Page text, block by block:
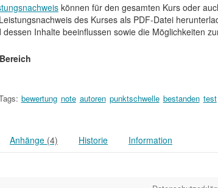
können für den gesamten Kurs oder
des Kurses als PDF-Datei
Inhalte beeinflussen sowie die Möglichkeiten
bewertung note autoren punktschwelle bestanden test
Anhänge (4) Historie Information